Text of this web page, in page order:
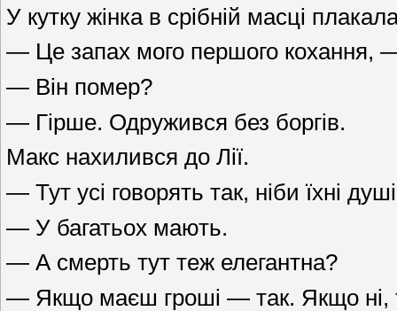
У кутку жінка в срібній масці
— Це запах мого першого кохання,
— Він помер?
— Гірше. Одружився без боргів.
Макс нахилився до Лії.
— Тут усі говорять так, ніби їхні
— У багатьох мають.
— А смерть тут теж елегантна?
— Якщо маєш гроші — так. Якщо ні,